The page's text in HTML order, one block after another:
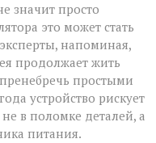
скажет
спасибо:
хранения
гаджета
значит просто
это может стать
напоминая,
продолжает жить
простыми
устройство рискует
в поломке деталей, а
питания.